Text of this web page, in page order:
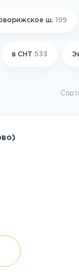
ш. 199
в СНТ 533